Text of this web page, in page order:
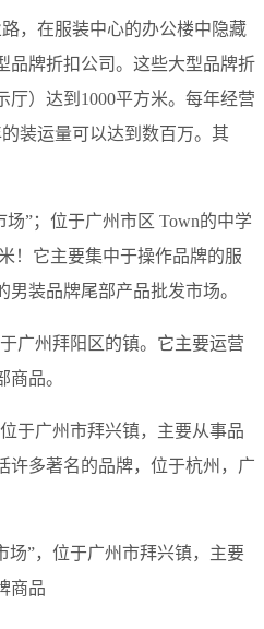
，在服装中心的办公楼中隐藏
品牌折扣公司。这些大型品牌折
厅）达到1000平方米。每年经营
装运量可以达到数百万。其
场”；位于广州市区 Town的中学
！它主要集中于操作品牌的服
装品牌尾部产品批发市场。
广州拜阳区的镇。它主要运营
品。
于广州市拜兴镇，主要从事品
许多著名的品牌，位于杭州，广
场”，位于广州市拜兴镇，主要
商品